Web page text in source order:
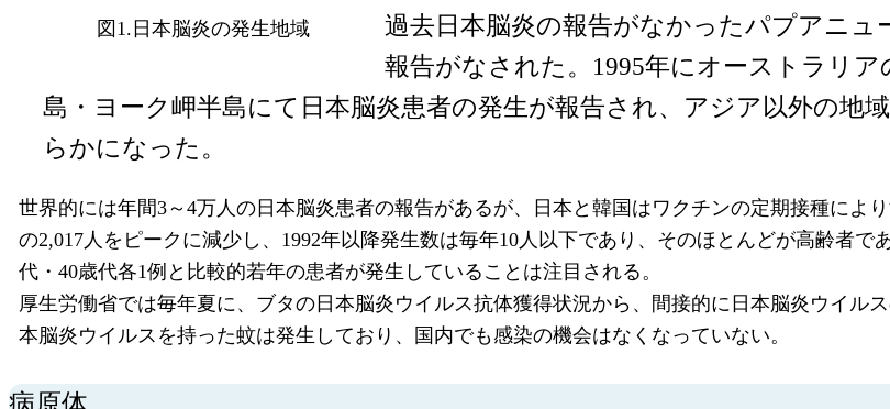
図1.日本脳炎の発生地域
過去日本脳炎の報告がなかったパプアニュ
報告がなされた。1995年にオーストラリア
島・ヨーク岬半島にて日本脳炎患者の発生が報告され、アジア以外の地
らかになった。
世界的には年間3～4万人の日本脳炎患者の報告があるが、日本と韓国はワクチンの定期接種によ
の2,017人をピークに減少し、1992年以降発生数は毎年10人以下であり、そのほとんどが高齢者で
代・40歳代各1例と比較的若年の患者が発生していることは注目される。
厚生労働省では毎年夏に、ブタの日本脳炎ウイルス抗体獲得状況から、間接的に日本脳炎ウイル
本脳炎ウイルスを持った蚊は発生しており、国内でも感染の機会はなくなっていない。